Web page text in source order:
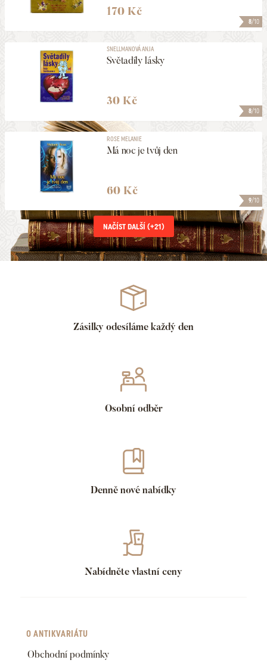
8/10
170 Kč
8/10
SNELLMANOVÁ ANJA
Světadíly lásky
30 Kč
9/10
ROSE MELANIE
Má noc je tvůj den
60 Kč
NAČÍST DALŠÍ (+21)
Zásilky odesíláme každý den
Osobní odběr
Denně nové nabídky
Nabídněte vlastní ceny
O ANTIKVARIÁTU
Obchodní podmínky